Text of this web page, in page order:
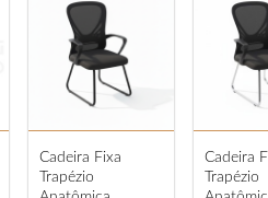
Cadeira Fixa
Trapézio
Cadeira
Trapézio